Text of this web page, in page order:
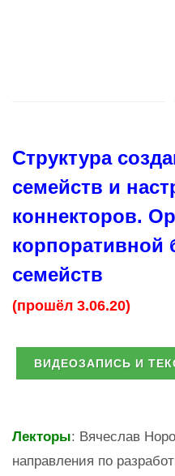
Структура
семейств и
коннекторов.
корпоративной
семейств
(прошёл 3.06.20)
ВИДЕОЗАПИСЬ И
Лекторы: Вячеслав
направления по